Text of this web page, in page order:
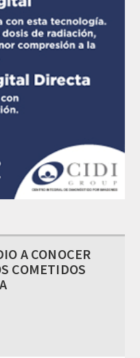
A CONOCER
COMETIDOS